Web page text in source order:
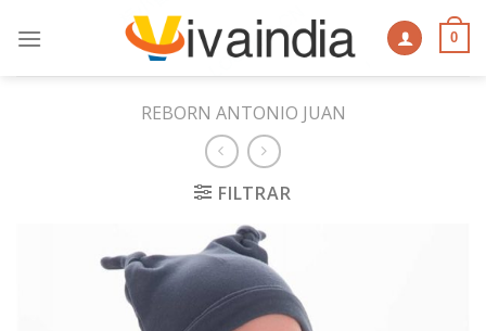
0
REBORN ANTONIO JUAN
FILTRAR